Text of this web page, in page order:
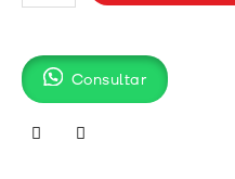
cantidad
Consultar